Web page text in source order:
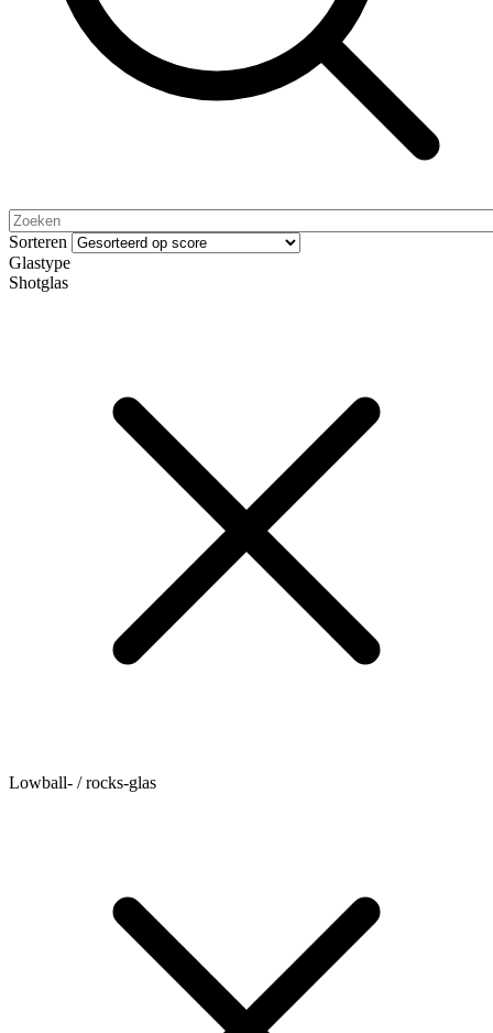
Sorteren
Glastype
Shotglas
Lowball- / rocks-glas